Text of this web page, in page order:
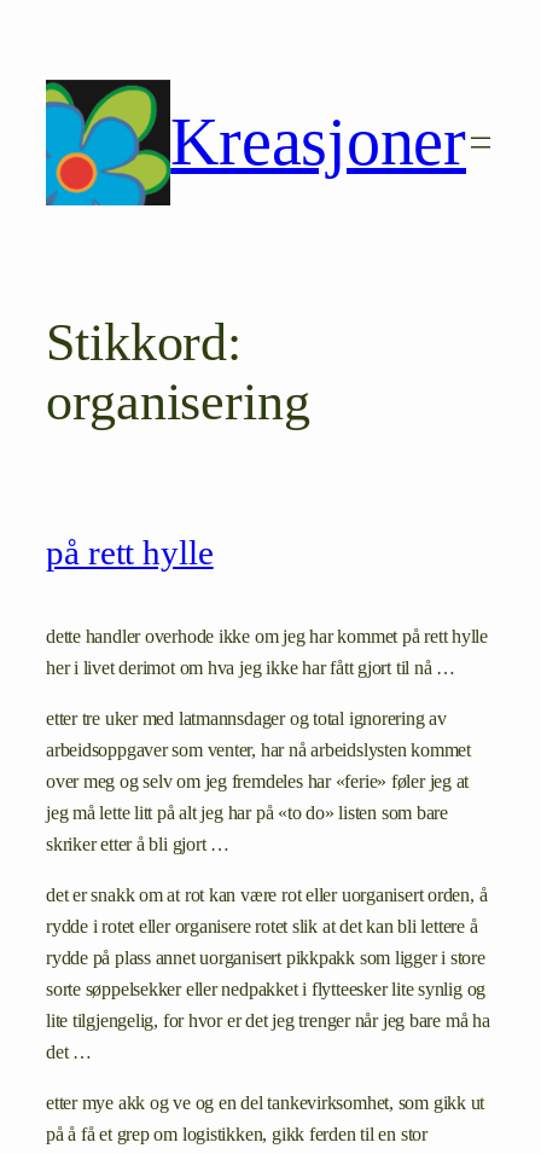
innhold
Kreasjoner
Stikkord:
organisering
på rett hylle
dette handler overhode ikke om jeg har kommet på rett hylle
her i livet derimot om hva jeg ikke har fått gjort til nå …
etter tre uker med latmannsdager og total ignorering av
arbeidsoppgaver som venter, har nå arbeidslysten kommet
over meg og selv om jeg fremdeles har «ferie» føler jeg at
jeg må lette litt på alt jeg har på «to do» listen som bare
skriker etter å bli gjort …
det er snakk om at rot kan være rot eller uorganisert orden, å
rydde i rotet eller organisere rotet slik at det kan bli lettere å
rydde på plass annet uorganisert pikkpakk som ligger i store
sorte søppelsekker eller nedpakket i flytteesker lite synlig og
lite tilgjengelig, for hvor er det jeg trenger når jeg bare må ha
det …
etter mye akk og ve og en del tankevirksomhet, som gikk ut
på å få et grep om logistikken, gikk ferden til en stor